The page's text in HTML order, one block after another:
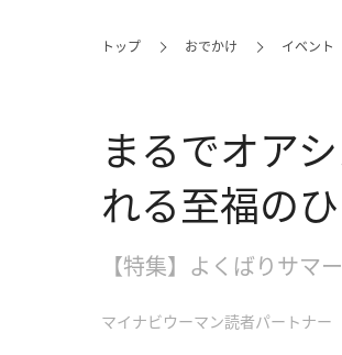
トップ おでかけ イベント
まるでオア
れる至福の
【特集】よくばりサマ
マイナビウーマン読者パートナー